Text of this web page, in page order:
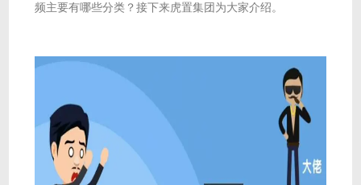
频主要有哪些分类？接下来虎置集团为大家介绍。